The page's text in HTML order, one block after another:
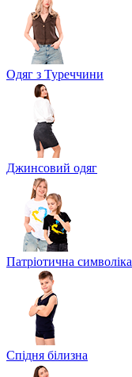
Одяг з Туреччини
Джинсовий одяг
Патріотична символіка
Спідня білизна